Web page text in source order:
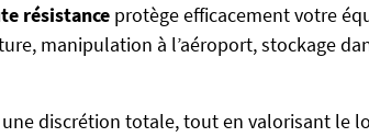
résistance protège efficacement votre
manipulation à l’aéroport, stockage
discrétion totale, tout en valorisant le